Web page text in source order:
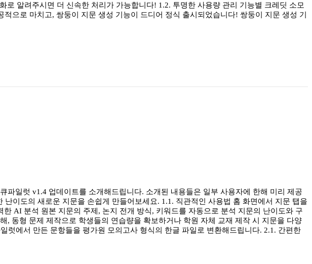
알려주시면 더 신속한 처리가 가능합니다! 1.2. 투명한 사용량 관리 기능별 크레딧 소모
으로 마치고, 쌍둥이 지문 생성 기능이 드디어 정식 출시되었습니다! 쌍둥이 지문 생성 기
일럿 v1.4 업데이트를 소개해드립니다. 소개된 내용들은 일부 사용자에 한해 미리 제공
이도의 새로운 지문을 손쉽게 만들어보세요. 1.1. 직관적인 사용법 홈 화면에서 지문 탭을
AI 분석 원본 지문의 주제, 논지 전개 방식, 키워드를 자동으로 분석 지문의 난이도와 구
동형 문제 제작으로 학생들의 연습량을 확보하거나 학원 자체 교재 제작 시 지문을 다양
럿에서 만든 문항들을 평가원 모의고사 형식의 한글 파일로 변환해드립니다. 2.1. 간편한